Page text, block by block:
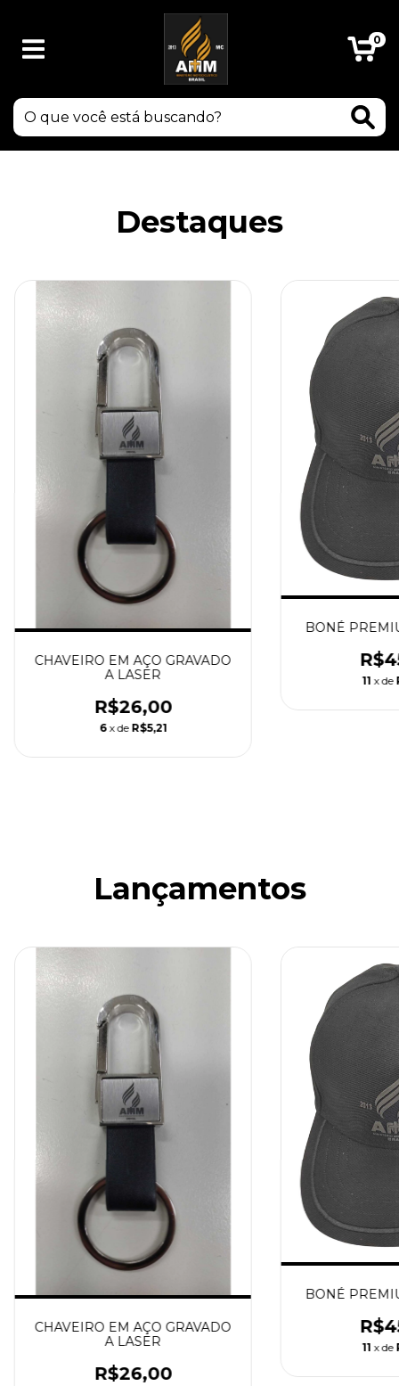
0
Destaques
CHAVEIRO EM AÇO GRAVADO
A LASER
R$26,00
6 x de R$5,21
BONÉ
11 x de
Lançamentos
CHAVEIRO EM AÇO GRAVADO
A LASER
R$26,00
BONÉ
11 x de